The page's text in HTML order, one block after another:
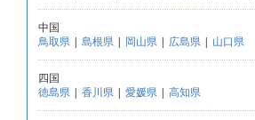
中国
鳥取県 | 島根県 | 岡山県 | 広島県 | 山口県
四国
徳島県 | 香川県 | 愛媛県 | 高知県